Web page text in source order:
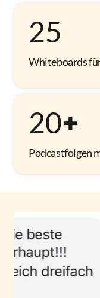
25
Whiteboards
20+
Podcastfolgen